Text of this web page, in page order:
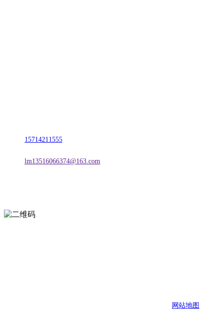
15714211555
lm13516066374@163.com
网站地图